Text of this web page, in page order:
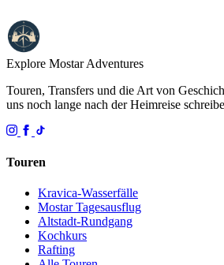
Explore MostarAdventures
Touren, Transfers und die Art von
uns noch lange nach der Heimreise
Touren
Kravica-Wasserfälle
Mostar Tagesausflug
Altstadt-Rundgang
Kochkurs
Rafting